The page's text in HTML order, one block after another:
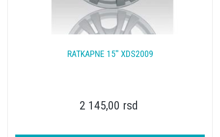
RATKAPNE 15'' XDS2009
2 145,00 rsd